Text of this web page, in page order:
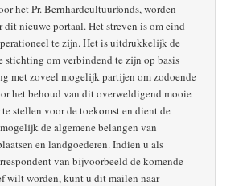
het Pr. Bernhardcultuurfonds, worden
dit nieuwe portaal. Het streven is om eind
te zijn. Het is uitdrukkelijk de
stichting om verbindend te zijn op basis
met zoveel mogelijk partijen om zodoende
het behoud van dit overweldigend mooie
stellen voor de toekomst en dient de
de algemene belangen van
en landgoederen. Indien u als
van bijvoorbeeld de komende
wilt worden, kunt u dit mailen naar